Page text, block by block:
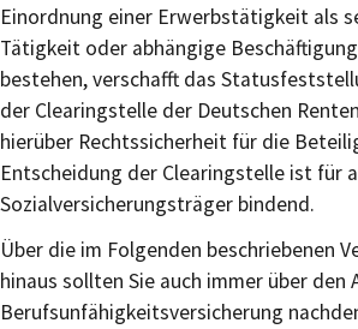
Einordnung einer Erwerbstätigkeit als
Tätigkeit oder abhängige
bestehen, verschafft das
der Clearingstelle der Deutschen
hierüber Rechtssicherheit für die
Entscheidung der Clearingstelle ist für
Sozialversicherungsträger bindend.
Über die im Folgenden beschriebenen
hinaus sollten Sie auch immer über den
Berufsunfähigkeitsversicherung